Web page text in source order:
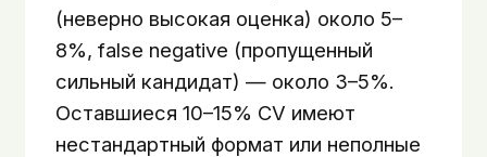
(неверно высокая оценка) около 5–
8%, false negative (пропущенный
сильный кандидат) — около 3–5%.
Оставшиеся 10–15% CV имеют
нестандартный формат или неполные